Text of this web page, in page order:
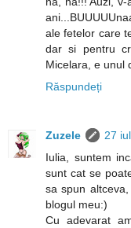
ale fetelor care
dar si pentru
Micelara, e unul
Răspundeți
Zuzele
27
Iulia, suntem
sunt cat se
sa spun
blogul meu:)
Cu adevarat